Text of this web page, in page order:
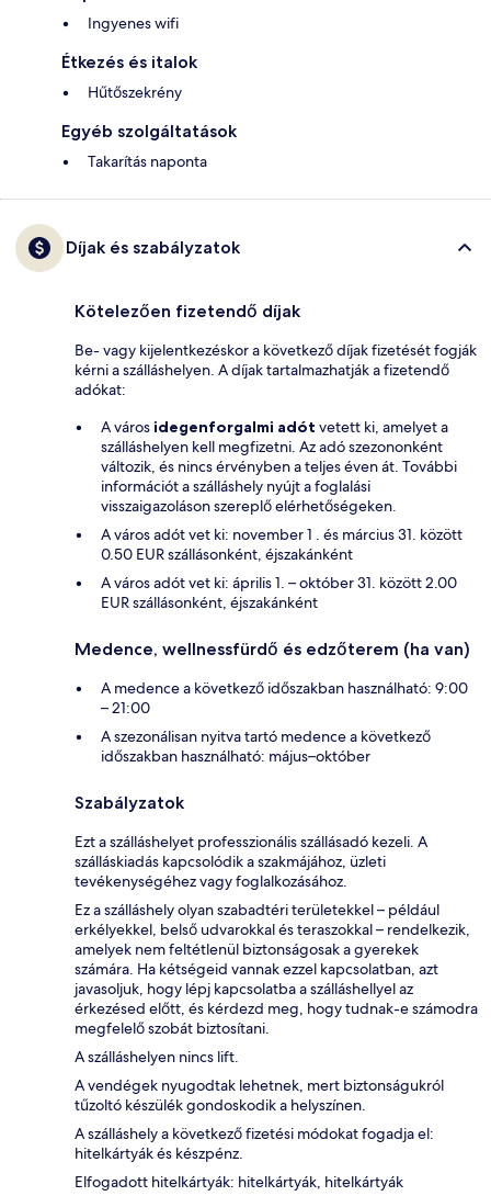
Ingyenes wifi
Étkezés és italok
Hűtőszekrény
Egyéb szolgáltatások
Takarítás naponta
Díjak és szabályzatok
Kötelezően fizetendő díjak
Be- vagy kijelentkezéskor a következő díjak fizetését fogják
kérni a szálláshelyen. A díjak tartalmazhatják a fizetendő
adókat:
A városidegenforgalmi adót vetett ki, amelyet a
szálláshelyen kell megfizetni. Az adó szezononként
változik, és nincs érvényben a teljes éven át. További
információt a szálláshely nyújt a foglalási
visszaigazoláson szereplő elérhetőségeken.
A város adót vet ki: november 1 . és március 31. között
0.50 EUR szállásonként, éjszakánként
A város adót vet ki: április 1. – október 31. között 2.00
EUR szállásonként, éjszakánként
Medence, wellnessfürdő és edzőterem (ha van)
A medence a következő időszakban használható: 9:00
– 21:00
A szezonálisan nyitva tartó medence a következő
időszakban használható: május–október
Szabályzatok
Ezt a szálláshelyet professzionális szállásadó kezeli. A
szálláskiadás kapcsolódik a szakmájához, üzleti
tevékenységéhez vagy foglalkozásához.
Ez a szálláshely olyan szabadtéri területekkel – például
erkélyekkel, belső udvarokkal és teraszokkal – rendelkezik,
amelyek nem feltétlenül biztonságosak a gyerekek
számára. Ha kétségeid vannak ezzel kapcsolatban, azt
javasoljuk, hogy lépj kapcsolatba a szálláshellyel az
érkezésed előtt, és kérdezd meg, hogy tudnak-e számodra
megfelelő szobát biztosítani.
A szálláshelyen nincs lift.
A vendégek nyugodtak lehetnek, mert biztonságukról
tűzoltó készülék gondoskodik a helyszínen.
A szálláshely a következő fizetési módokat fogadja el:
hitelkártyák és készpénz.
Elfogadott hitelkártyák: hitelkártyák, hitelkártyák